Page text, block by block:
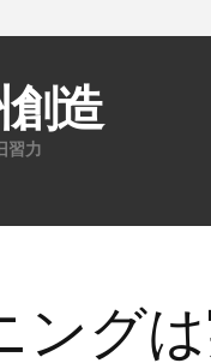
造
習力
ング